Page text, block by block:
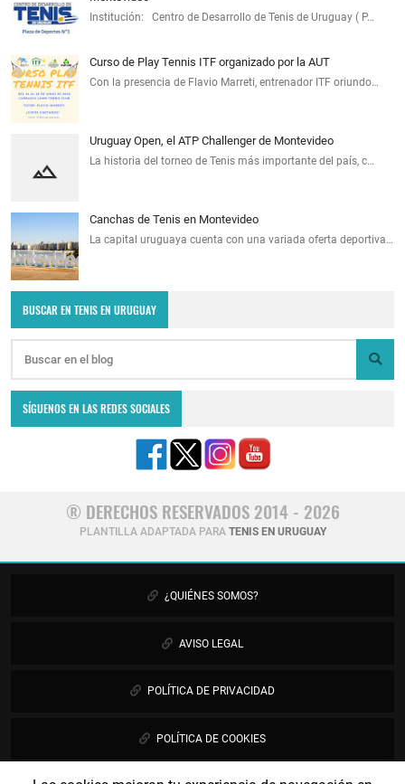
Institución: Centro de Desarrollo de Tenis de Uruguay ( P…
Curso de Play Tennis ITF organizado por la AUT
Con la presencia de Flavio Marreti, entrenador ITF oriundo…
Uruguay Open, el ATP Challenger de Montevideo
La historia del torneo de Tenis más importante del país, c…
Canchas de Tenis en Montevideo
La capital uruguaya cuenta con una variada oferta deportiva…
BUSCAR EN TENIS EN URUGUAY
SÍGUENOS EN LAS REDES SOCIALES
® DERECHOS RESERVADOS 2014 - 2026
PLANTILLA ADAPTADA PARA TENIS EN URUGUAY
¿QUIÉNES SOMOS?
AVISO LEGAL
POLÍTICA DE PRIVACIDAD
POLÍTICA DE COOKIES